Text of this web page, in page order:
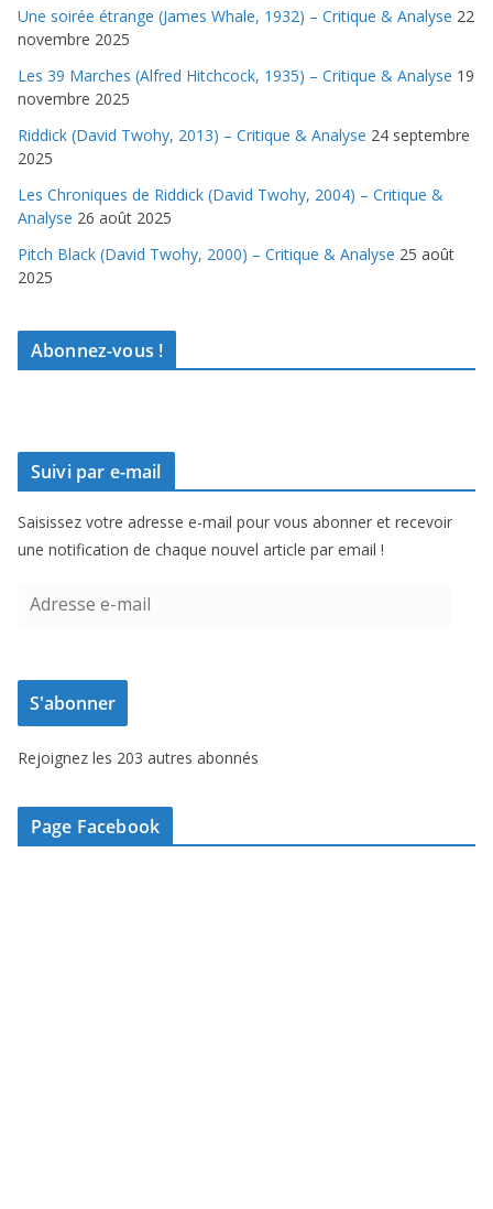
Une soirée étrange (James Whale, 1932) – Critique & Analyse 22
novembre 2025
Les 39 Marches (Alfred Hitchcock, 1935) – Critique & Analyse 19
novembre 2025
Riddick (David Twohy, 2013) – Critique & Analyse 24 septembre
2025
Les Chroniques de Riddick (David Twohy, 2004) – Critique &
Analyse 26 août 2025
Pitch Black (David Twohy, 2000) – Critique & Analyse 25 août
2025
Abonnez-vous !
Suivi par e-mail
Saisissez votre adresse e-mail pour vous abonner et recevoir
une notification de chaque nouvel article par email !
e
s
e
-
m
S'abonner
Rejoignez les 203 autres abonnés
Page Facebook